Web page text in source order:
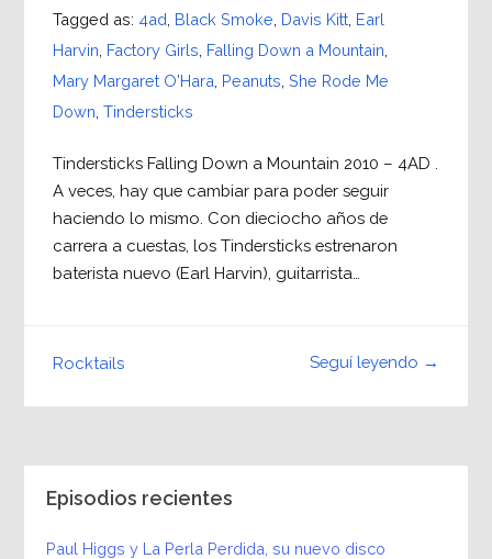
Tagged as: 4ad Black Smoke Davis Kitt, Earl
Harvin Factory Girls Falling Down a Mountain
Mary Margaret O'Hara Peanuts She Rode Me
Down Tindersticks
Tindersticks Falling Down a Mountain 2010 – 4AD .
A veces, hay que cambiar para poder seguir
haciendo lo mismo. Con dieciocho años de
carrera a cuestas, los Tindersticks estrenaron
baterista nuevo (Earl Harvin), guitarrista…
Seguí leyendo →
Rocktails
Episodios recientes
Paul Higgs y La Perla Perdida, su nuevo disco